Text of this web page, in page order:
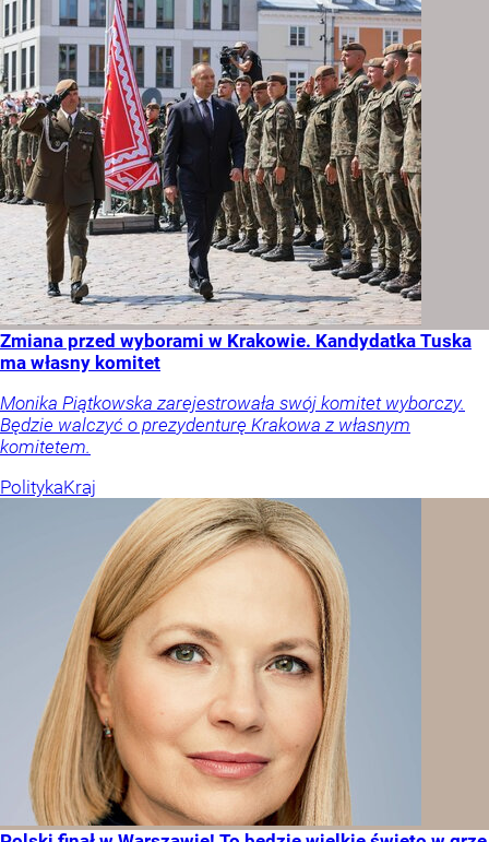
Zmiana przed wyborami w Krakowie. Kandydatka Tuska
ma własny komitet
Monika Piątkowska zarejestrowała swój komitet wyborczy.
Będzie walczyć o prezydenturę Krakowa z własnym
komitetem.
PolitykaKraj